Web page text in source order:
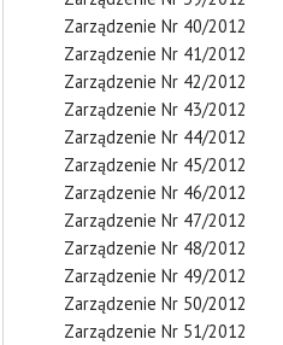
Zarządzenie Nr 40/2012
Zarządzenie Nr 41/2012
Zarządzenie Nr 42/2012
Zarządzenie Nr 43/2012
Zarządzenie Nr 44/2012
Zarządzenie Nr 45/2012
Zarządzenie Nr 46/2012
Zarządzenie Nr 47/2012
Zarządzenie Nr 48/2012
Zarządzenie Nr 49/2012
Zarządzenie Nr 50/2012
Zarządzenie Nr 51/2012